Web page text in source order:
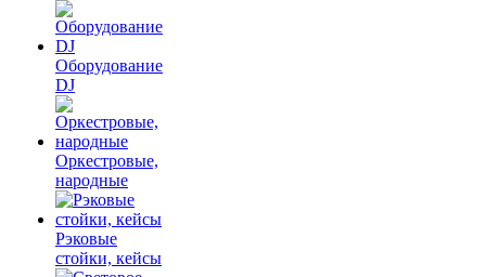
Оборудование
DJ
Оркестровые,
народные
Рэковые
стойки, кейсы